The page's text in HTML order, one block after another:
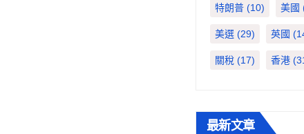
特朗普 (10) 美國
美選 (29) 英國
關稅 (17) 香港
最新文章